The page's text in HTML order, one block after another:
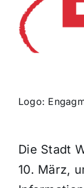
Gewinnspiele
Logo:
Die Stadt
10. März,